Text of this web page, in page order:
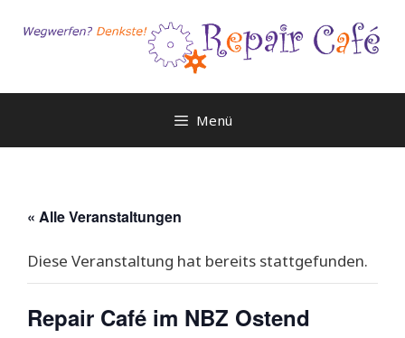
Inhalt
Menü
« Alle Veranstaltungen
Diese Veranstaltung hat bereits stattgefunden.
Repair Café im NBZ Ostend